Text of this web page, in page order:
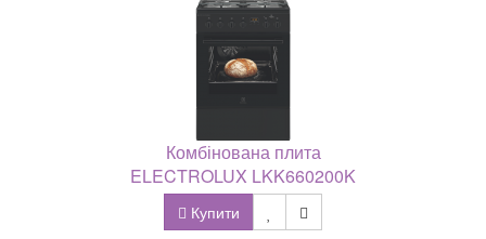
Комбінована плита
ELECTROLUX LKK660200K
Купити